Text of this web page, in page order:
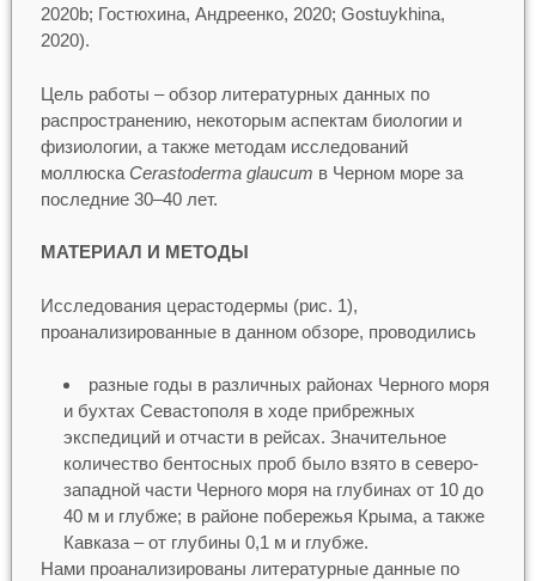
2020b; Гостюхина, Андреенко, 2020; Gostuykhina,
2020).
Цель работы – обзор литературных данных по
распространению, некоторым аспектам биологии и
физиологии, а также методам исследований
моллюска Cerastoderma glaucum в Черном море за
последние 30–40 лет.
МАТЕРИАЛ И МЕТОДЫ
Исследования церастодермы (рис. 1),
проанализированные в данном обзоре, проводились
разные годы в различных районах Черного моря
и бухтах Севастополя в ходе прибрежных
экспедиций и отчасти в рейсах. Значительное
количество бентосных проб было взято в северо-
западной части Черного моря на глубинах от 10 до
40 м и глубже; в районе побережья Крыма, а также
Кавказа – от глубины 0,1 м и глубже.
Нами проанализированы литературные данные по